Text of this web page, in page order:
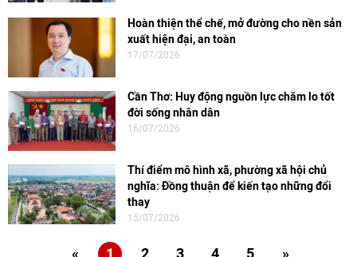
Hoàn thiện thể chế, mở đường cho nền sản
xuất hiện đại, an toàn
17/07/2026
Cần Thơ: Huy động nguồn lực chăm lo tốt
đời sống nhân dân
16/07/2026
Thí điểm mô hình xã, phường xã hội chủ
nghĩa: Đồng thuận để kiến tạo những đổi
thay
15/07/2026
« 1 2 3 4 5 »